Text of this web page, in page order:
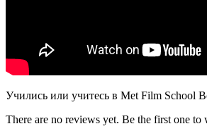
Учились или учитесь в Met Film School
There are no reviews yet. Be the first one to